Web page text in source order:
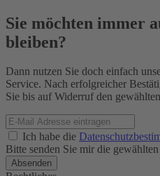
Sie möchten immer
bleiben?
Dann nutzen Sie doch einfach
Service. Nach erfolgreicher
Sie bis auf Widerruf den
Ich habe die
Bitte senden Sie mir die